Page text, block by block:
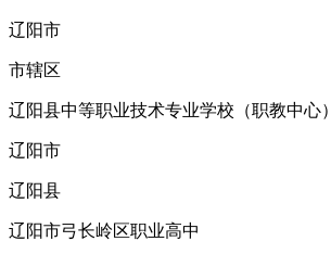
辽阳市
市辖区
辽阳县中等职业技术专业学校（职教中心）
辽阳市
辽阳县
辽阳市弓长岭区职业高中